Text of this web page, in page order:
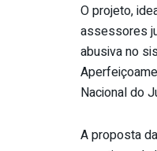
O projeto,
assessores
abusiva no
Nacional do
A proposta